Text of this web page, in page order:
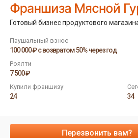
Франшиза Мясной
Готовый бизнес продуктового
Паушальный взнос
100 000 ₽ с возвратом 50% через год
Роялти
7 500 ₽
Купили франшизу
24 34
Перезвонить вам?